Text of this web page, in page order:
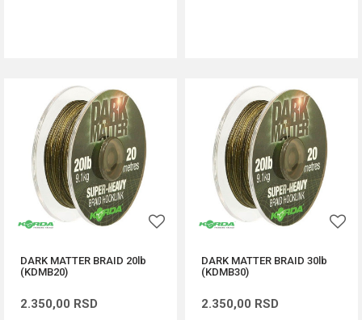
DARK MATTER BRAID 20lb
(KDMB20)
2.350,00 RSD
DARK MATTER BRAID 30lb
(KDMB30)
2.350,00 RSD